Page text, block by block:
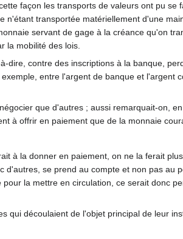
façon les transports de valeurs ont pu se
n'étant transportée matériellement d'une
servant de gage à la créance qu'on
la mobilité des lois.
dire, contre des inscriptions à la banque,
entre l'argent de banque et l'argent
que d'autres ; aussi remarquait-on,
à offrir en paiement que de la monnaie
à la donner en paiement, on ne la ferait
se prend au compte et non pas au
la mettre en circulation, ce serait donc
qui découlaient de l'objet principal de leur